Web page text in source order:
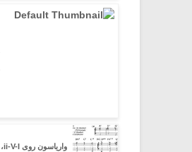
واریاسون روی ii-V-I، قسمت اول